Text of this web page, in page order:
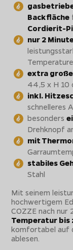
Backfläche
Cordierit-
nur 2
extra
44,5 x H 10
inkl.
schnelleres
besonders
Drehknopf
mit
stabiles
Stahl
Mit seinem
hochwertigem
COZZE nach
Temperatur bis
komfortabel auf
ablesen.